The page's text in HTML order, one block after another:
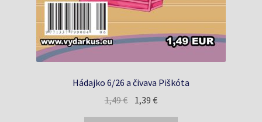
Hádajko 6/26 a čivava Piškóta
1,49€ Pôvodná
cena
1,39€Aktuálna
cena